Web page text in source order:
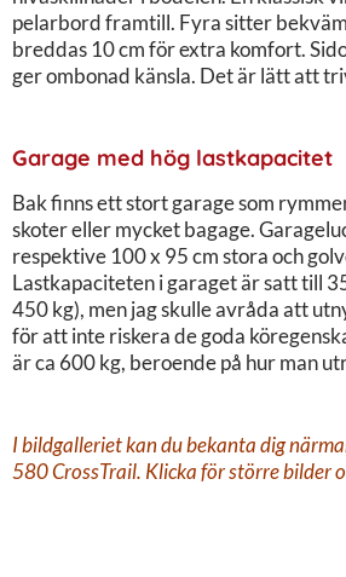
pelarbord framtill. Fyra sitter
breddas 10 cm för extra komfort.
ger ombonad känsla. Det är lätt att
Garage med hög lastkapacitet
Bak finns ett stort garage som
skoter eller mycket bagage.
respektive 100 x 95 cm stora och
Lastkapaciteten i garaget är satt till
450 kg), men jag skulle avråda att
för att inte riskera de goda
är ca 600 kg, beroende på hur man
I bildgalleriet kan du bekanta dig
580 CrossTrail. Klicka för större bilder